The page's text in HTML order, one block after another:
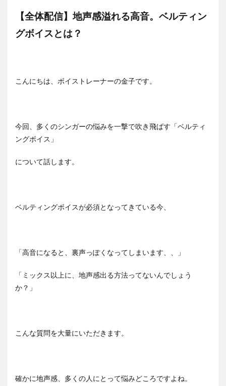
【全体配信】地声感溢れる高音。 ベルティン
グボイスとは？
こんにちは、ボイストレーナーの金子です。
今回、多くのシンガーの悩みを一撃で吹き飛ばす「ベルティ
ングボイス」
について話します。
ベルティングボイスが必須となってきている今、
「高音になると、裏声っぽくなってしまいます、、」
「ミックス以上に、地声感出る方法ってないんでしょう
か？」
こんな質問を大量にいただきます。
確かに地声感、多くの人にとって悩みどころですよね。